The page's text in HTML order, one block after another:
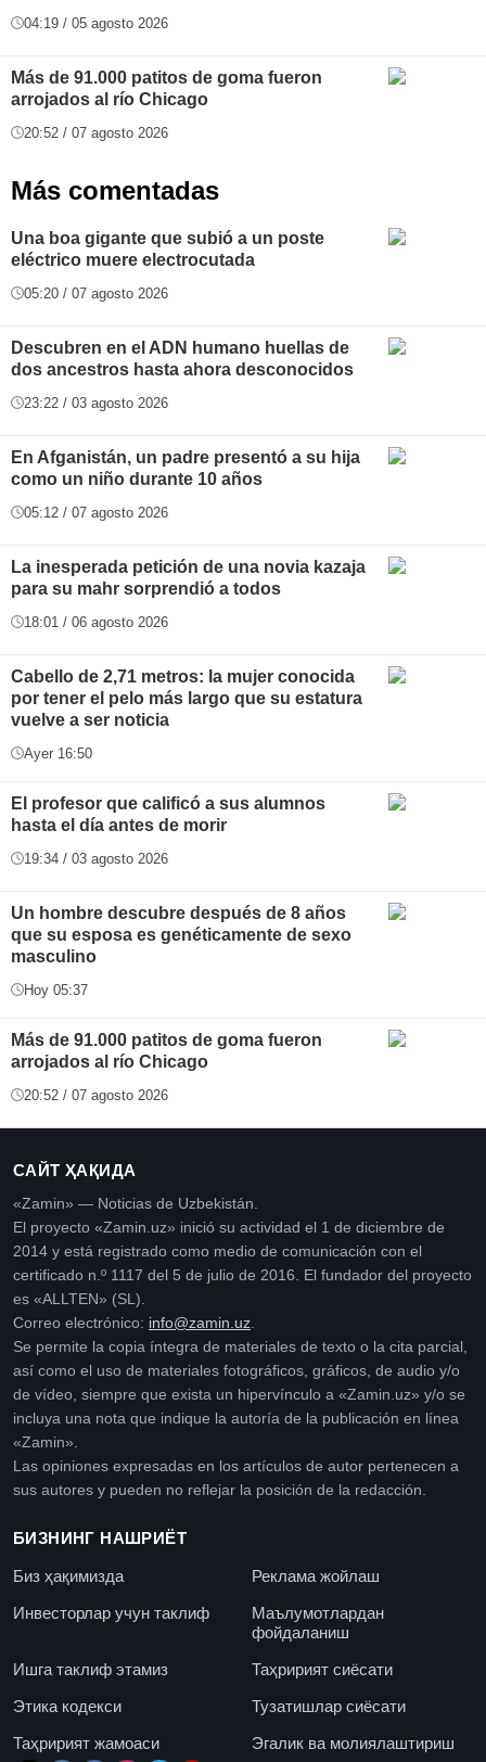
04:19 / 05 agosto 2026
Más de 91.000 patitos de goma fueron
arrojados al río Chicago
20:52 / 07 agosto 2026
Más comentadas
Una boa gigante que subió a un poste
eléctrico muere electrocutada
05:20 / 07 agosto 2026
Descubren en el ADN humano huellas de
dos ancestros hasta ahora desconocidos
23:22 / 03 agosto 2026
En Afganistán, un padre presentó a su hija
como un niño durante 10 años
05:12 / 07 agosto 2026
La inesperada petición de una novia kazaja
para su mahr sorprendió a todos
18:01 / 06 agosto 2026
Cabello de 2,71 metros: la mujer conocida
por tener el pelo más largo que su estatura
vuelve a ser noticia
Ayer 16:50
El profesor que calificó a sus alumnos
hasta el día antes de morir
19:34 / 03 agosto 2026
Un hombre descubre después de 8 años
que su esposa es genéticamente de sexo
masculino
Hoy 05:37
Más de 91.000 patitos de goma fueron
arrojados al río Chicago
20:52 / 07 agosto 2026
САЙТ ҲАҚИДА
«Zamin» — Noticias de Uzbekistán.
El proyecto «Zamin.uz» inició su actividad el 1 de diciembre de
2014 y está registrado como medio de comunicación con el
certificado n.º 1117 del 5 de julio de 2016. El fundador del proyecto
es «ALLTEN» (SL).
Correo electrónico: info@zamin.uz
Se permite la copia íntegra de materiales de texto o la cita parcial,
así como el uso de materiales fotográficos, gráficos, de audio y/o
de vídeo, siempre que exista un hipervínculo a «Zamin.uz» y/o se
incluya una nota que indique la autoría de la publicación en línea
«Zamin».
Las opiniones expresadas en los artículos de autor pertenecen a
sus autores y pueden no reflejar la posición de la redacción.
БИЗНИНГ НАШРИЁТ
Биз ҳақимизда
Реклама жойлаш
Инвесторлар учун таклиф
Маълумотлардан
фойдаланиш
Ишга таклиф этамиз
Таҳририят сиёсати
Этика кодекси
Тузатишлар сиёсати
Таҳририят жамоаси
Эгалик ва молиялаштириш